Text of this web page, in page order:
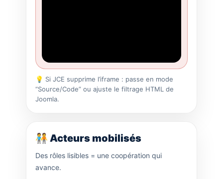
💡 Si JCE supprime l’iframe : passe en mode
“Source/Code” ou ajuste le filtrage HTML de
Joomla.
🧑‍🤝‍🧑 Acteurs mobilisés
Des rôles lisibles = une coopération qui
avance.